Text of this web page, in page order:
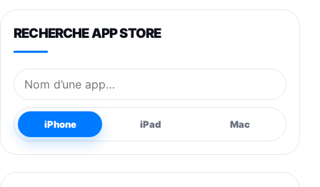
RECHERCHE APP STORE
Nom de l’application
iPhone iPad Mac